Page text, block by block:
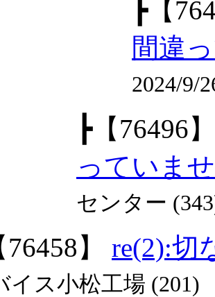
┣【
間違
2024/9/
┣【76496】
っていま
センター
】 re(2):切
イス小松工場 (201)